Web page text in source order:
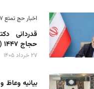
اخبار حج تمتع ۱۴۴۷ (۱۴۰۵)
قدردانی
حجاج ۱۴۴۷ (۱۴۰۵)
۲۷ خرداد ۱۴۰۵
بیانیه وعاظ